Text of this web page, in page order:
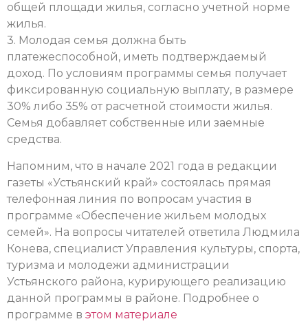
общей площади жилья, согласно учетной норме
жилья.
3. Молодая семья должна быть
платежеспособной, иметь подтверждаемый
доход. По условиям программы семья получает
фиксированную социальную выплату, в размере
30% либо 35% от расчетной стоимости жилья.
Семья добавляет собственные или заемные
средства.
Напомним, что в начале 2021 года в редакции
газеты «Устьянский край» состоялась прямая
телефонная линия по вопросам участия в
программе «Обеспечение жильем молодых
семей». На вопросы читателей ответила Людмила
Конева, специалист Управления культуры, спорта,
туризма и молодежи администрации
Устьянского района, курирующего реализацию
данной программы в районе. Подробнее о
программе в этом материале